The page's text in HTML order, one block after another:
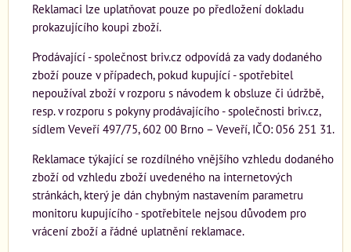
Reklamaci lze uplatňovat pouze po předložení dokladu
prokazujícího koupi zboží.
Prodávající - společnost briv.cz odpovídá za vady dodaného
zboží pouze v případech, pokud kupující - spotřebitel
nepoužíval zboží v rozporu s návodem k obsluze či údržbě,
resp. v rozporu s pokyny prodávajícího - společnosti briv.cz,
sídlem Veveří 497/75, 602 00 Brno – Veveří, IČO: 056 251 31.
Reklamace týkající se rozdílného vnějšího vzhledu dodaného
zboží od vzhledu zboží uvedeného na internetových
stránkách, který je dán chybným nastavením parametru
monitoru kupujícího - spotřebitele nejsou důvodem pro
vrácení zboží a řádné uplatnění reklamace.